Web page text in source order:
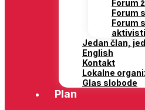
Forum
Forum
Forum
Jedan član,
English
Kontakt
Lokalne
Glas slobode
Plan